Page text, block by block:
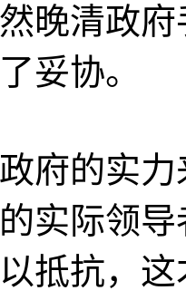
晚清政
妥协。
府的实
实际领
抵抗，